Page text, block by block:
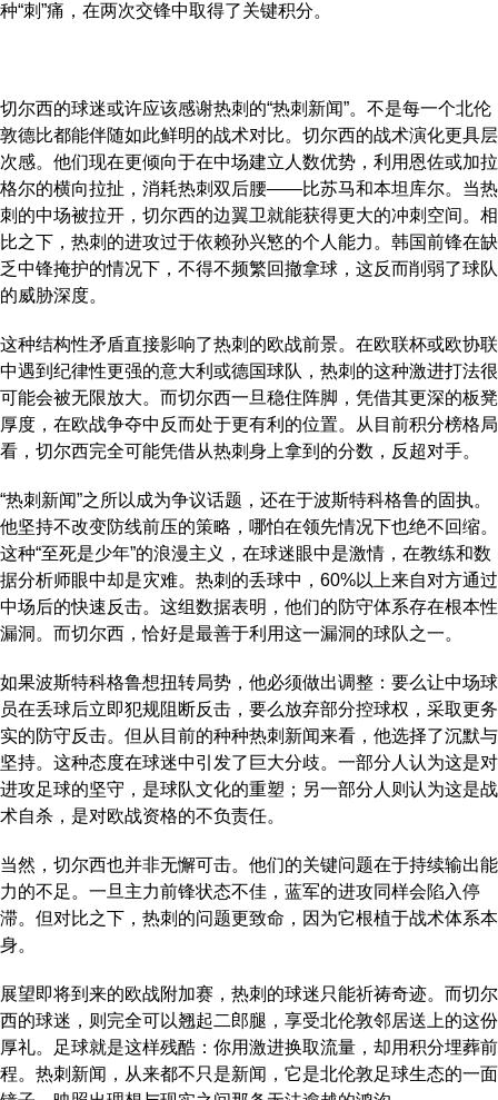
种“刺”痛，在两次交锋中取得了关键积分。
切尔西的球迷或许应该感谢热刺的“热刺新闻”。不是每一个北伦
敦德比都能伴随如此鲜明的战术对比。切尔西的战术演化更具层
次感。他们现在更倾向于在中场建立人数优势，利用恩佐或加拉
格尔的横向拉扯，消耗热刺双后腰——比苏马和本坦库尔。当热
刺的中场被拉开，切尔西的边翼卫就能获得更大的冲刺空间。相
比之下，热刺的进攻过于依赖孙兴慜的个人能力。韩国前锋在缺
乏中锋掩护的情况下，不得不频繁回撤拿球，这反而削弱了球队
的威胁深度。
这种结构性矛盾直接影响了热刺的欧战前景。在欧联杯或欧协联
中遇到纪律性更强的意大利或德国球队，热刺的这种激进打法很
可能会被无限放大。而切尔西一旦稳住阵脚，凭借其更深的板凳
厚度，在欧战争夺中反而处于更有利的位置。从目前积分榜格局
看，切尔西完全可能凭借从热刺身上拿到的分数，反超对手。
“热刺新闻”之所以成为争议话题，还在于波斯特科格鲁的固执。
他坚持不改变防线前压的策略，哪怕在领先情况下也绝不回缩。
这种“至死是少年”的浪漫主义，在球迷眼中是激情，在教练和数
据分析师眼中却是灾难。热刺的丢球中，60%以上来自对方通过
中场后的快速反击。这组数据表明，他们的防守体系存在根本性
漏洞。而切尔西，恰好是最善于利用这一漏洞的球队之一。
如果波斯特科格鲁想扭转局势，他必须做出调整：要么让中场球
员在丢球后立即犯规阻断反击，要么放弃部分控球权，采取更务
实的防守反击。但从目前的种种热刺新闻来看，他选择了沉默与
坚持。这种态度在球迷中引发了巨大分歧。一部分人认为这是对
进攻足球的坚守，是球队文化的重塑；另一部分人则认为这是战
术自杀，是对欧战资格的不负责任。
当然，切尔西也并非无懈可击。他们的关键问题在于持续输出能
力的不足。一旦主力前锋状态不佳，蓝军的进攻同样会陷入停
滞。但对比之下，热刺的问题更致命，因为它根植于战术体系本
身。
展望即将到来的欧战附加赛，热刺的球迷只能祈祷奇迹。而切尔
西的球迷，则完全可以翘起二郎腿，享受北伦敦邻居送上的这份
厚礼。足球就是这样残酷：你用激进换取流量，却用积分埋葬前
程。热刺新闻，从来都不只是新闻，它是北伦敦足球生态的一面